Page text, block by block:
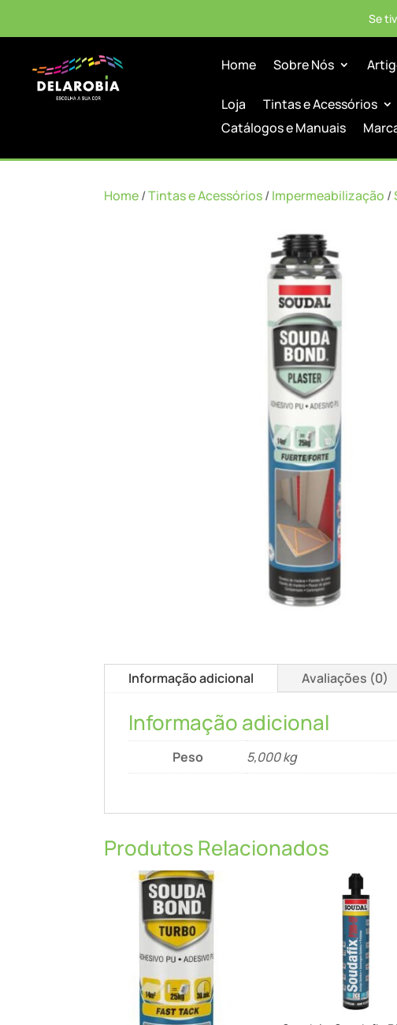
Se
Home Sobre Nós
Loja Tintas e Acessórios
Catálogos e Manuais
Home/Tintas e Acessórios/Impermeabilização /
Informação adicional Avaliações (0)
Informação adicional
Peso 5,000 kg
Produtos Relacionados